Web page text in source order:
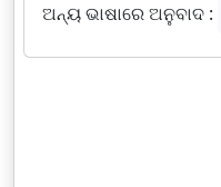
ଅନ୍ୟ ଭାଷାରେ ଅନୁବାଦ :